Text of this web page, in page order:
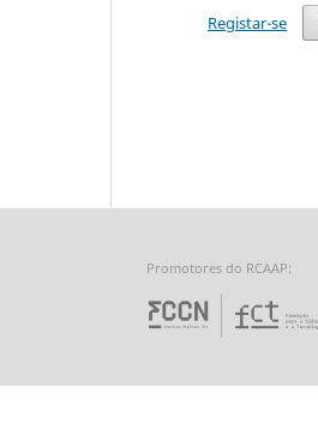
Registar-se
Promotores do RCAAP: